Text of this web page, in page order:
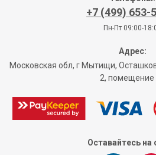
+7 (499) 653-
Пн-Пт 09:00-
Адрес:
Московская обл, г Мытищи,
2, помещение
Оставайтесь на